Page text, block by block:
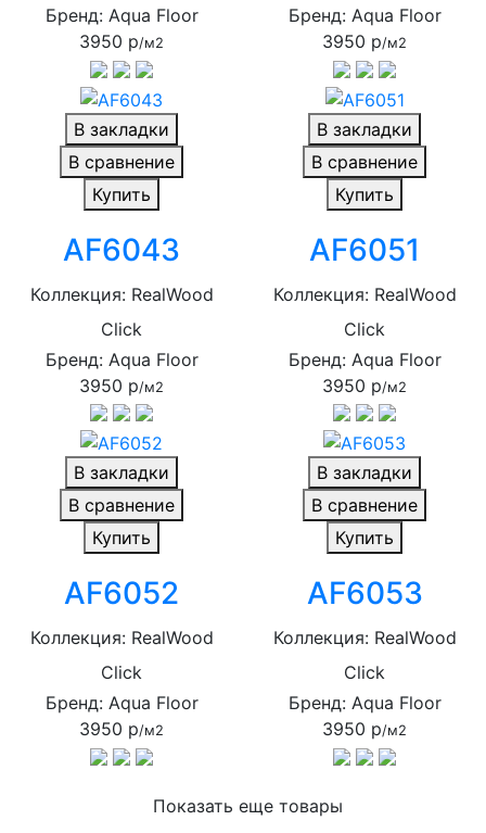
Бренд: Aqua Floor
3950 р/м2
Бренд: Aqua Floor
3950 р/м2
В закладки
В сравнение
Купить
AF6043
Коллекция: RealWood
Click
Бренд: Aqua Floor
3950 р/м2
В закладки
В сравнение
Купить
AF6051
Коллекция: RealWood
Click
Бренд: Aqua Floor
3950 р/м2
В закладки
В сравнение
Купить
AF6052
Коллекция: RealWood
Click
Бренд: Aqua Floor
3950 р/м2
В закладки
В сравнение
Купить
AF6053
Коллекция: RealWood
Click
Бренд: Aqua Floor
3950 р/м2
Показать еще товары